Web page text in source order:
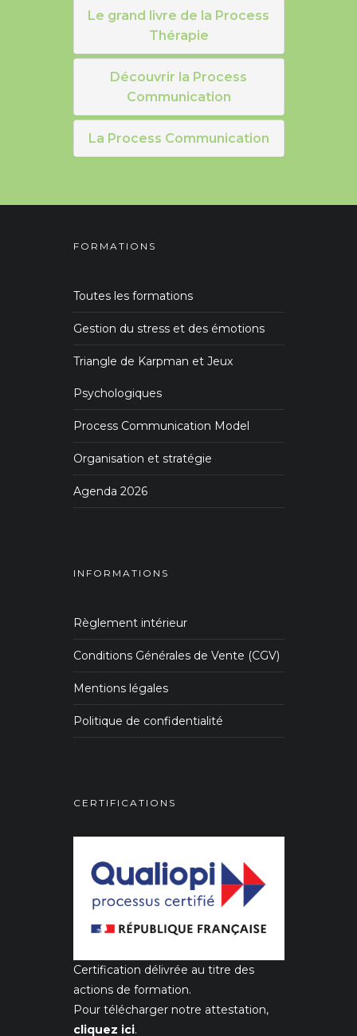
Le grand livre de la Process
Thérapie
Découvrir la Process
Communication
La Process Communication
FORMATIONS
Toutes les formations
Gestion du stress et des émotions
Triangle de Karpman et Jeux
Psychologiques
Process Communication Model
Organisation et stratégie
Agenda 2026
INFORMATIONS
Règlement intérieur
Conditions Générales de Vente (CGV)
Mentions légales
Politique de confidentialité
CERTIFICATIONS
Certification délivrée au titre des
actions de formation.
Pour télécharger notre attestation,
cliquez ici.